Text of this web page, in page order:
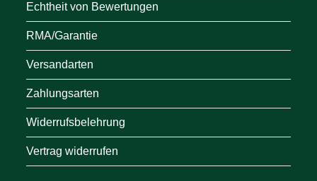
Echtheit von Bewertungen
RMA/Garantie
Versandarten
Zahlungsarten
Widerrufsbelehrung
Vertrag widerrufen